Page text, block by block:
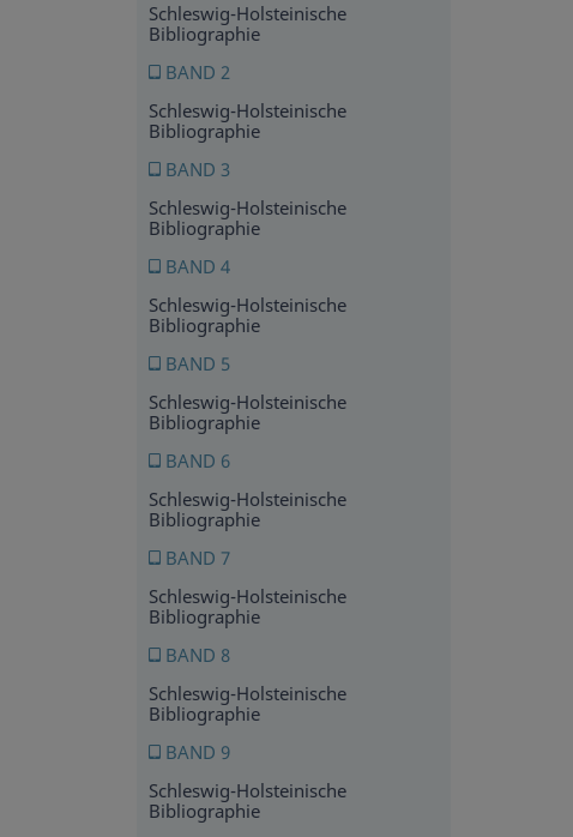
Schleswig-Holsteinische
Bibliographie
BAND 2
Schleswig-Holsteinische
Bibliographie
BAND 3
Schleswig-Holsteinische
Bibliographie
BAND 4
Schleswig-Holsteinische
Bibliographie
BAND 5
Schleswig-Holsteinische
Bibliographie
BAND 6
Schleswig-Holsteinische
Bibliographie
BAND 7
Schleswig-Holsteinische
Bibliographie
BAND 8
Schleswig-Holsteinische
Bibliographie
BAND 9
Schleswig-Holsteinische
Bibliographie